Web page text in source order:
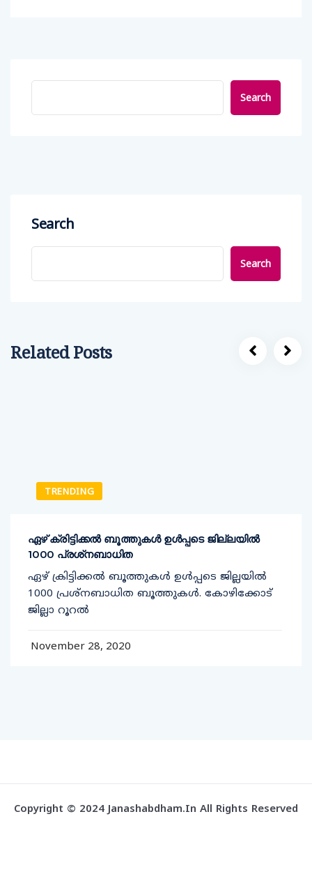
Search
Search
Search
Related Posts
TRENDING
ഏഴ് ക്രിട്ടിക്കല്‍ ബൂത്തുകള്‍ ഉള്‍പ്പടെ ജില്ലയില്‍
1000 പ്രശ്‌നബാധിത
ഏഴ് ക്രിട്ടിക്കല്‍ ബൂത്തുകള്‍ ഉള്‍പ്പടെ ജില്ലയില്‍
1000 പ്രശ്‌നബാധിത ബൂത്തുകള്‍. കോഴിക്കോട്
ജില്ലാ റൂറല്‍
November 28, 2020
Copyright © 2024 Janashabdham.in All Rights Reserved